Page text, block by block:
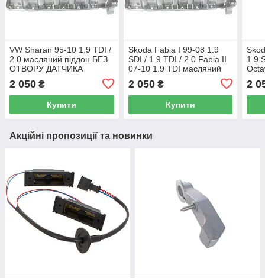
VW Sharan 95-10 1.9 TDI /
2.0 масляний піддон БЕЗ
ОТВОРУ ДАТЧИКА
2 050 ₴
Купити
Skoda Fabia I 99-08 1.9
SDI / 1.9 TDI / 2.0 Fabia II
07-10 1.9 TDI масляний
піддон БЕЗ ОТВОРУ ДЛЯ
ДАТЧИКА
2 050₴
Купити
1.9
2
Акційні пропозиції та новинки